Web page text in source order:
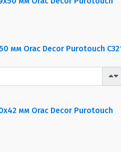
мм Orac Decor Purotouch